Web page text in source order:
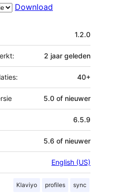
Download
1.2.0
2 jaar geleden
40+
5.0 of nieuwer
6.5.9
5.6 of nieuwer
English (US)
Klaviyo profiles sync